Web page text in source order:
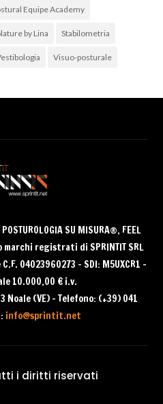
Equipe Academy
by Lina Stabilometria
Visuo-posturale
SU MISURA®, FEEL
marchi registrati di SPRINTIT SRL
04023960273 – SDI: M5UXCR1 –
10.000,00 € i.v.
Noale (VE) – Telefono: (+39) 041
info@sprintit.net
i diritti riservati